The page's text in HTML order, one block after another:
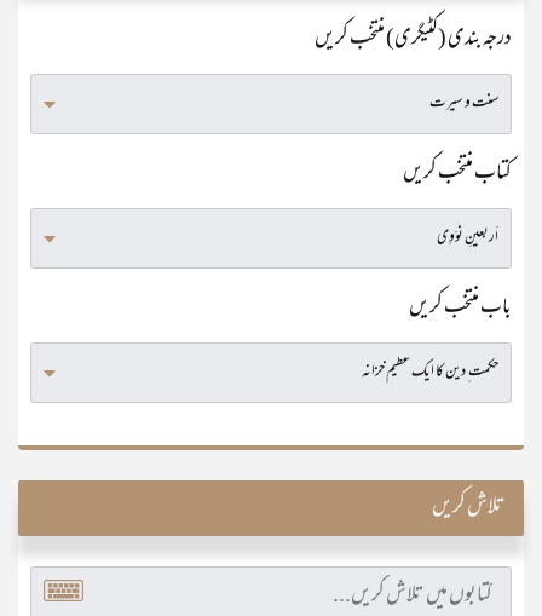
درجہ بندی (کٹیگری) منتخب کریں
کتاب منتخب کریں
باب منتخب کریں
تلاش کریں